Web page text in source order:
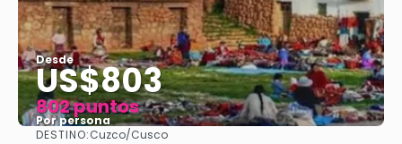
Desde
US$803
802 puntos
Por persona
DESTINO:Cuzco/Cusco